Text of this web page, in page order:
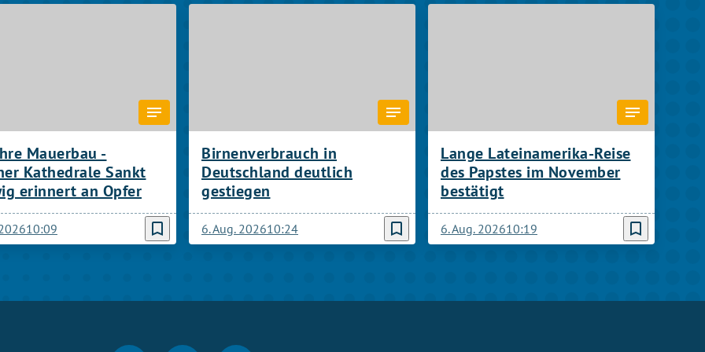
Mauerbau -
Kathedrale Sankt
erinnert an Opfer
10:09 bookmark_border
Birnenverbrauch in
Deutschland deutlich
gestiegen
6. Aug. 202610:24 bookmark_border
Lange Lateinamerika-Reise
des Papstes im November
bestätigt
6. Aug. 202610:19 bookmark_border